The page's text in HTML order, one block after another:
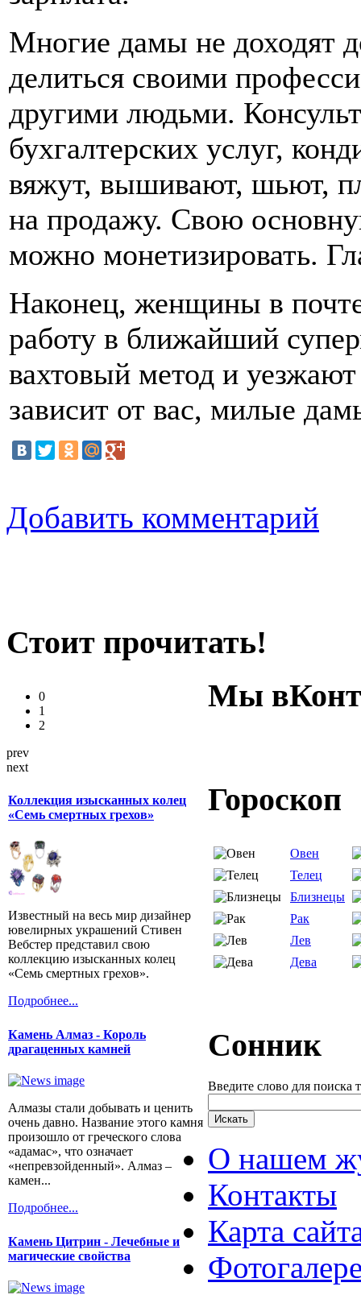
Многие дамы не доходят
делиться своими
другими людьми.
бухгалтерских услуг,
вяжут, вышивают, шьют,
на продажу. Свою
можно монетизировать.
Наконец, женщины в
работу в ближайший
вахтовый метод и
зависит от вас, милые
Добавить комментарий
Стоит прочитать!
0
1
2
prev
next
Коллекция изысканных колец
«Семь смертных грехов»
Известный на весь мир дизайнер
ювелирных украшений Стивен
Вебстер представил свою
коллекцию изысканных колец
«Семь смертных грехов».
Подробнее...
Камень Алмаз - Король
драгаценных камней
Алмазы стали добывать и ценить
очень давно. Название этого камня
произошло от греческого слова
«адамас», что означает
«непревзойденный». Алмаз –
камен...
Подробнее...
Камень Цитрин - Лечебные и
магические свойства
Мы
Гороскоп
Овен
Телец
Близнецы
Рак
Лев
Дева
Сонник
Введите слово для поиска
О нашем
Контакты
Карта